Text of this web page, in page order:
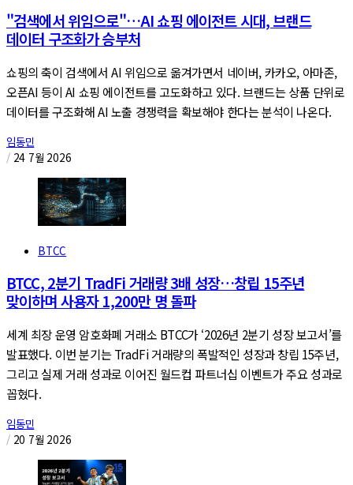
"검색에서 위임으로"…AI 쇼핑 에이전트 시대, 브랜드
데이터 구조화가 승부처
쇼핑의 축이 검색에서 AI 위임으로 옮겨가면서 네이버, 카카오, 아마존,
오픈AI 등이 AI 쇼핑 에이전트를 고도화하고 있다. 브랜드는 상품 단위로
데이터를 구조화해 AI 노출 경쟁력을 확보해야 한다는 분석이 나온다.
임동민
/ 24 7월 2026
BTCC
BTCC, 2분기 TradFi 거래량 3배 성장…창립 15주년
맞이하며 사용자 1,200만 명 돌파
세계 최장 운영 암호화폐 거래소 BTCC가 ‘2026년 2분기 성장 보고서’를
발표했다. 이번 분기는 TradFi 거래량의 폭발적인 성장과 창립 15주년,
그리고 실제 거래 성과로 이어진 월드컵 파트너십 이벤트가 주요 성과로
꼽혔다.
임동민
/ 20 7월 2026